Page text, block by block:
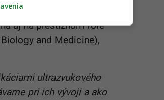
na formovaní
aj na prestížnom fóre
and Medicine),
ultrazvukového
pri ich vývoji a ako